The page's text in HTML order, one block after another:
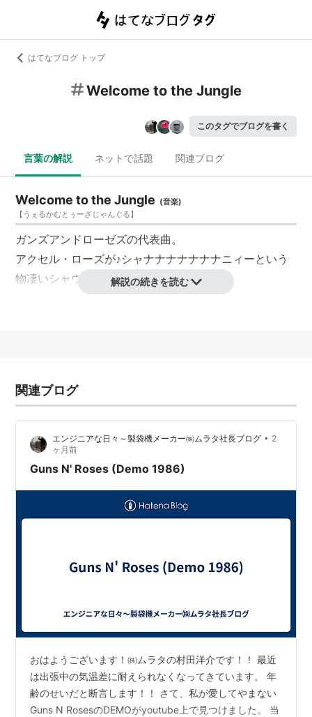
はてなブログ トップ
Welcome to the Jungle
このタグでブログを書く
言葉の解説 ネットで話題 関連ブログ
Welcome to the Jungle (音楽)
【 うぇるかむとぅーざじゃんぐる】
ガンズアンドローゼズの代表曲。
アクセル・ローズが♪シャナナナナナナナニィーという
物凄いシャウトをかます。解説の続きを読む
関連ブログ
エンジニアな日々～製袋機メーカー㈱ムラタ社長ブログ • 2
ヶ月前
Guns N' Roses (Demo 1986)
おはようございます！㈱ムラタの村田洋介です！！ 最近
は出張中の気温差に耐えられなくなってきています。 年
齢のせいだと断言します！！ さて、私が愛してやまない
Guns N RosesのDEMOがyoutube上で見つけました。 当